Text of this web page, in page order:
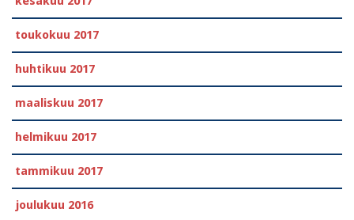
toukokuu 2017
huhtikuu 2017
maaliskuu 2017
helmikuu 2017
tammikuu 2017
joulukuu 2016